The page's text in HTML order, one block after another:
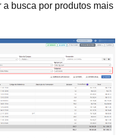
a busca por produtos mais